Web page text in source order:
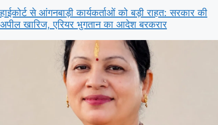
हाईकोर्ट से आंगनबाड़ी कार्यकर्ताओं को बड़ी राहत: सरकार की
अपील खारिज, एरियर भुगतान का आदेश बरकरार